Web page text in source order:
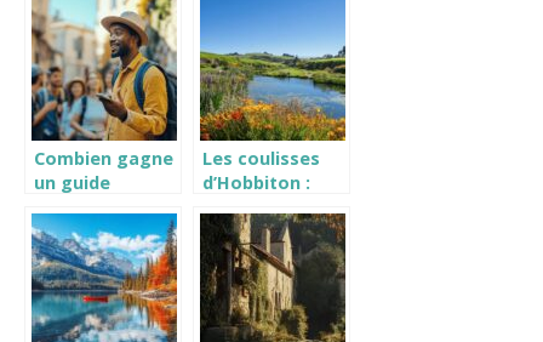
pour un road
trip inoubliable
en Europe
découvrir le
monde
autrement
Combien gagne
un guide
voyage ?
L’evolution des
salaires a l’ere
du numerique
Les coulisses
d’Hobbiton :
maisons
Hobbits
authentiques en
Nouvelle-
Zelande